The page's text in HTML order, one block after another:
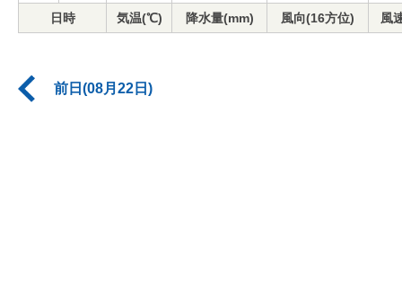
日時 気温(℃) 降水量(mm) 風向(16方位) 風
前日(08月22日)